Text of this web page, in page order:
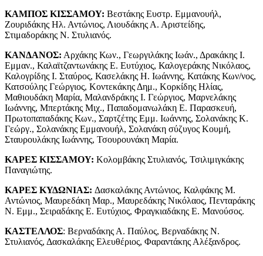
ΚΑΜΠΟΣ ΚΙΣΣΑΜΟΥ: Βεστάκης Ευστρ. Εμμανουήλ,
Ζουριδάκης Ηλ. Αντώνιος, Λιουδάκης Α. Αριστείδης,
Στιμαδοράκης Ν. Στυλιανός.
ΚΑΝΔΑΝΟΣ: Αρχάκης Κων., Γεωργιλάκης Ιωάν., Δρακάκης I.
Εμμαν., Καλαϊτζαντωνάκης Ε. Ευτύχιος, Καλογεράκης Νικόλαος,
Καλογρίδης I. Σταύρος, Κασελάκης Η. Ιωάννης, Κατάκης Κων/νος,
Κατσούλης Γεώργιος, Κοντεκάκης Δημ., Κορκίδης Ηλίας,
Μαθιουδάκη Μαρία, Μαλανδράκης I. Γεώργιος, Μαρνελάκης
Ιωάννης, Μπερτάκης Μιχ., Παπαδομανωλάκη Ε. Παρασκευή,
Πρωτοπαπαδάκης Κων., Σαρτζέτης Εμμ. Ιωάννης, Σολανάκης Κ.
Γεώργ., Σολανάκης Εμμανουήλ, Σολανάκη σύζυγος Κουμή,
Σταυρουλάκης Ιωάννης, Τσουρουνάκη Μαρία.
ΚΑΡΕΣ ΚΙΣΣΑΜΟΥ: Κολομβάκης Στυλιανός, Τσιλιμιγκάκης
Παναγιώτης.
ΚΑΡΕΣ ΚΥΔΩΝΙΑΣ: Δασκαλάκης Αντώνιος, Καλφάκης Μ.
Αντώνιος, Μαυρεδάκη Μαρ., Μαυρεδάκης Νικόλαος, Πενταράκης
Ν. Εμμ., Σειραδάκης Ε. Ευτύχιος, Φραγκιαδάκης Ε. Μανούσος.
ΚΑΣΤΕΛΛΟΣ: Βερναδάκης Α. Παύλος, Βερναδάκης Ν.
Στυλιανός, Δασκαλάκης Ελευθέριος, Φαραντάκης Αλέξανδρος.